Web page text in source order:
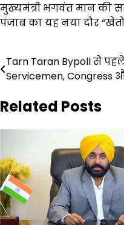
मुख्यमंत्री भगवंत मान की
पंजाब का यह नया दौर
Post
navigation
Tarn Taran Bypoll से
Servicemen, Congress
Related Posts